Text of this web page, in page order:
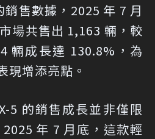
銷售數據，2025 年 7 月
場共售出 1,163 輛，較
輛成長達 130.8%，為
現增添亮點。
5 的銷售成長並非僅限
年 7 月底，這款輕